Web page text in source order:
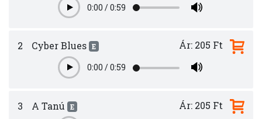
Play0:00 /0:59
2 Cyber Blues E
Play0:00 /0:59
Ár: 205 Ft
3 A Tanú E Ár: 205 Ft